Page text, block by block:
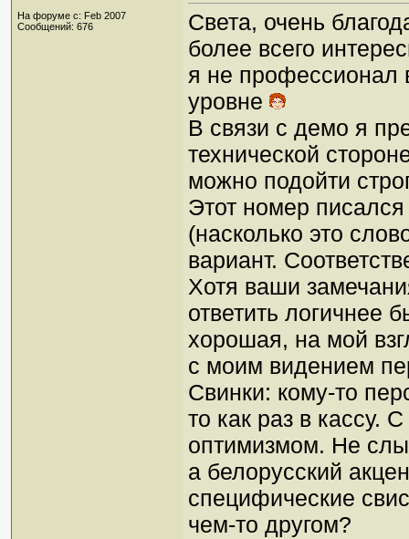
На форуме с: Feb 2007
Сообщений: 676
Света, очень
более всего
я не профессионал
уровне
В связи с демо я
технической
можно подойти
Этот номер
(насколько это
вариант.
Хотя ваши
ответить логичнее
хорошая, на мой
с моим видением
Свинки: кому-то
то как раз в кассу.
оптимизмом. Не
а белорусский
специфические
чем-то другом?